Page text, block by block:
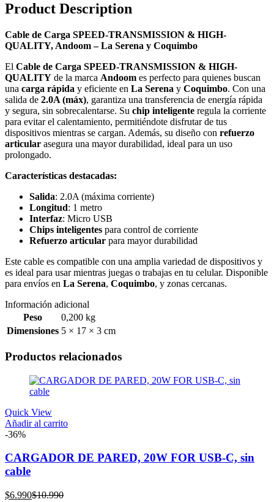
Product Description
Cable de Carga SPEED-TRANSMISSION & HIGH-
QUALITY, Andoom – La Serena y Coquimbo
El Cable de Carga SPEED-TRANSMISSION & HIGH-
QUALITY de la marca Andoom es perfecto para quienes buscan
una carga rápida y eficiente en La Serena y Coquimbo. Con una
salida de 2.0A (máx), garantiza una transferencia de energía rápida
y segura, sin sobrecalentarse. Su chip inteligente regula la corriente
para evitar el calentamiento, permitiéndote disfrutar de tus
dispositivos mientras se cargan. Además, su diseño con refuerzo
articular asegura una mayor durabilidad, ideal para un uso
prolongado.
Características destacadas:
Salida: 2.0A (máxima corriente)
Longitud: 1 metro
Interfaz: Micro USB
Chips inteligentes para control de corriente
Refuerzo articular para mayor durabilidad
Este cable es compatible con una amplia variedad de dispositivos y
es ideal para usar mientras juegas o trabajas en tu celular. Disponible
para envíos en La Serena, Coquimbo, y zonas cercanas.
Información adicional
Peso
0,200 kg
Dimensiones 5 × 17 × 3 cm
Productos relacionados
Quick View
Añadir al carrito
-36%
CARGADOR DE PARED, 20W FOR USB-C, sin
cable
$6.990El
$10.990El